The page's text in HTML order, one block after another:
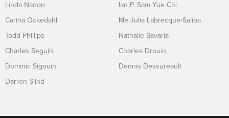
Linda Nadon
Carina Ockedahl
Todd Phillips
Charles Seguin
Dominic Sigouin
Darren Slind
Ian P. Sam Yue Chi
Me Julia Labrecque-Saliba
Nathalie Savaria
Charles Drouin
Dennis Dessureault